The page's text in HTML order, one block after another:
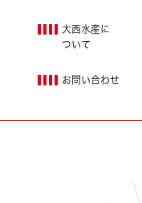
大西水産に
ついて
お問い合わせ